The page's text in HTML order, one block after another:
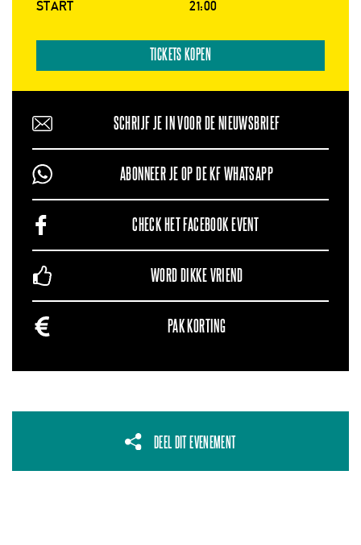
START 21:00
TICKETS KOPEN
SCHRIJF JE IN VOOR DE NIEUWSBRIEF
ABONNEER JE OP DE KF WHATSAPP
CHECK HET FACEBOOK EVENT
WORD DIKKE VRIEND
PAK KORTING
DEEL DIT EVENEMENT